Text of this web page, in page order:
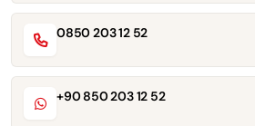
0850 203 12 52
+90 850 203 12 52